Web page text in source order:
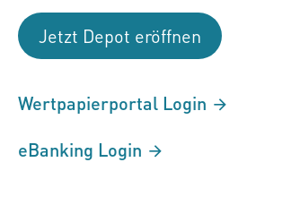
Jetzt Depot eröffnen
Wertpapierportal Login
eBanking Login